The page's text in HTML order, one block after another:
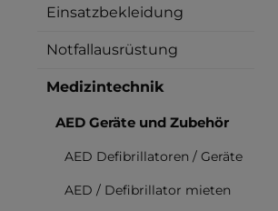
Einsatzbekleidung
Notfallausrüstung
Medizintechnik
AED Geräte und Zubehör
AED Defibrillatoren / Geräte
AED / Defibrillator mieten